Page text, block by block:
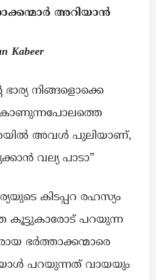
അറിയാൻ
Kabeer
ഭാര്യ നിങ്ങളൊക്കെ
കാണുന്നപോലത്തെ
അവൾ പുലിയാണ്,
വല്യ പാടാ”
കിടപ്പറ രഹസ്യം
കൂട്ടുകാരോട് പറയുന്ന
ഭർത്താക്കന്മാരെ
പറയുന്നത് വായയും